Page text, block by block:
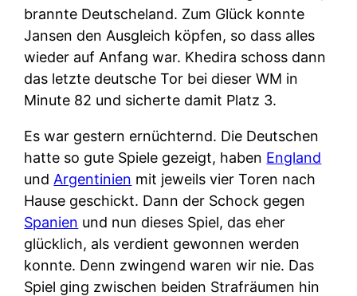
brannte Deutscheland. Zum Glück konnte
Jansen den Ausgleich köpfen, so dass alles
wieder auf Anfang war. Khedira schoss dann
das letzte deutsche Tor bei dieser WM in
Minute 82 und sicherte damit Platz 3.
Es war gestern ernüchternd. Die Deutschen
hatte so gute Spiele gezeigt, haben England
und Argentinien mit jeweils vier Toren nach
Hause geschickt. Dann der Schock gegen
Spanien und nun dieses Spiel, das eher
glücklich, als verdient gewonnen werden
konnte. Denn zwingend waren wir nie. Das
Spiel ging zwischen beiden Strafräumen hin